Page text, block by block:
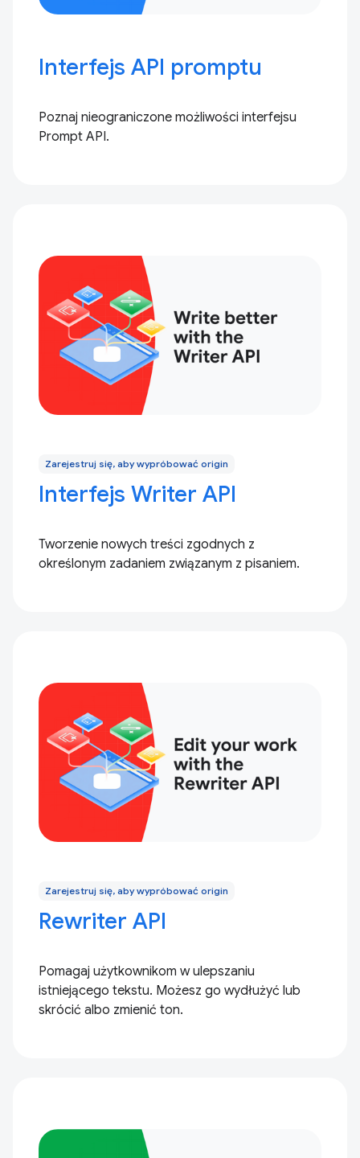
Interfejs API promptu
Poznaj nieograniczone możliwości interfejsu
Prompt API.
Zarejestruj się, aby wypróbować origin
Interfejs Writer API
Tworzenie nowych treści zgodnych z
określonym zadaniem związanym z pisaniem.
Zarejestruj się, aby wypróbować origin
Rewriter API
Pomagaj użytkownikom w ulepszaniu
istniejącego tekstu. Możesz go wydłużyć lub
skrócić albo zmienić ton.